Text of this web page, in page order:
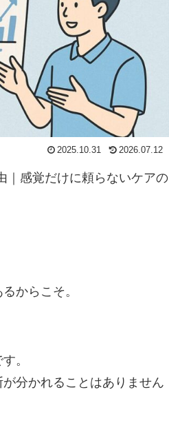
2025.10.31 2026.07.12
｜感覚だけに頼らないケアの
からこそ。
。
分かれることはありません